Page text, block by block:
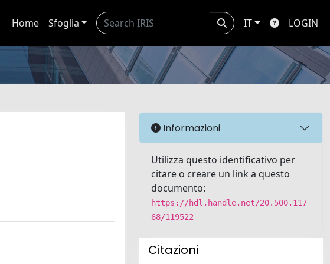
Home Sfoglia IT LOGIN
Informazioni
Utilizza questo identificativo per
citare o creare un link a questo
documento:
https://hdl.handle.net/20.500.117
68/119522
Citazioni